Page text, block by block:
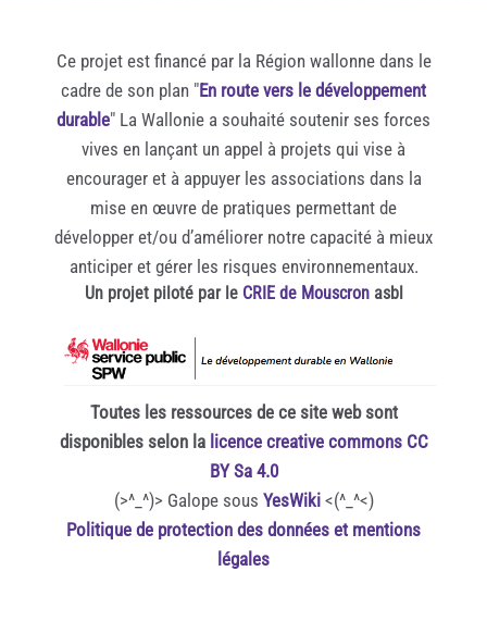
Ce projet est financé par la Région wallonne dans le
cadre de son plan "En route vers le développement
durable" La Wallonie a souhaité soutenir ses forces
vives en lançant un appel à projets qui vise à
encourager et à appuyer les associations dans la
mise en œuvre de pratiques permettant de
développer et/ou d’améliorer notre capacité à mieux
anticiper et gérer les risques environnementaux.
Un projet piloté par le CRIE de Mouscronasbl
Toutes les ressources de ce site web sont
disponibles selon la licence creative commons CC
BY Sa 4.0
(>^_^)> Galope sous YesWiki<(^_^<)
Politique de protection des données et mentions
légales